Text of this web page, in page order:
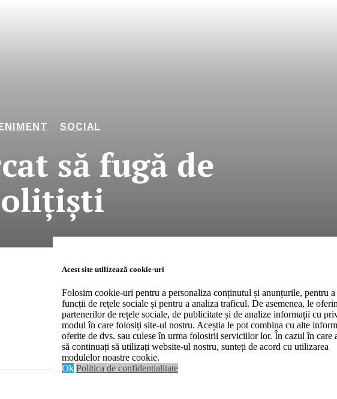
PRO
About
Contact us
Subscription Plans
SOCIAL
să fugă de
De: Realitatea Media Data: iunie 18, 2024
Acest site utilizează cookie-uri
Folosim cookie-uri pentru a personaliza conținutul și anunțurile, pentru
funcții de rețele sociale și pentru a analiza traficul. De asemenea, le
partenerilor de rețele sociale, de publicitate și de analize informații cu
modul în care folosiți site-ul nostru. Aceștia le pot combina cu alte
oferite de dvs. sau culese în urma folosirii serviciilor lor. În cazul în care
să continuați să utilizați website-ul nostru, sunteți de acord cu utilizarea
modulelor noastre cookie.
Ok Politica de confidentialitate